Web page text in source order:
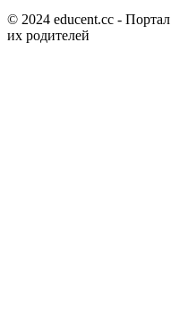
© 2024 educent.cc -
их родителей